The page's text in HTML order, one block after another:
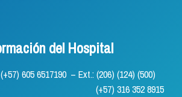
del Hospital
(+57) 605 6517190 – Ext.: (206) (124) (500)
352 8915